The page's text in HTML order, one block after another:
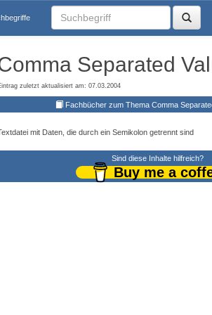
Separated
zuletzt aktualisiert am: 07.03.2004
Fachbücher zum Thema Comma
mit Daten, die durch ein Semikolon getrennt sind
Sind diese Inhalte hilfreich?
Buy me a